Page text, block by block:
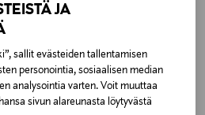
JA
sallit evästeiden tallentamisen
personointia, sosiaalisen median
analysointia varten. Voit muuttaa
sivun alareunasta löytyvästä